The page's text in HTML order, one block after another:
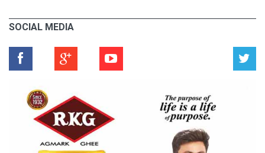
SOCIAL MEDIA